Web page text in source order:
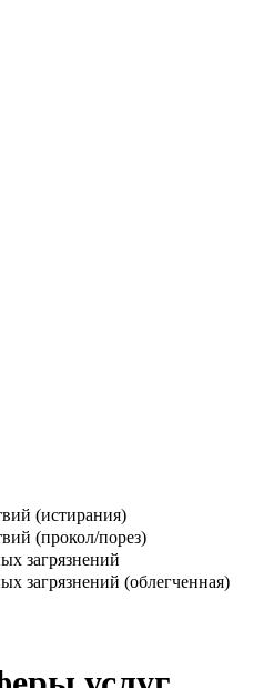
(истирания)
(прокол/порез)
загрязнений
загрязнений (облегченная)